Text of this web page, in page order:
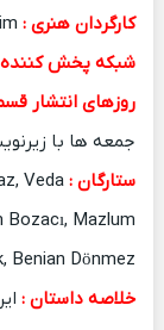
کارگردان هنری :MOST PRODUCTİON Yapim
شبکه پخش
روزهای انتشار
جمعه ها با
ستارگان : Veda
Bozacı, Mazlum
Benian Dönmez
خلاصه داستان :